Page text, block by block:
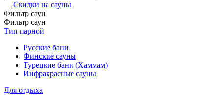
Скидки на сауны
Фильтр саун
Фильтр саун
Тип парной
Русские бани
Финские сауны
Турецкие бани (Хаммам)
Инфракрасные сауны
Для отдыха